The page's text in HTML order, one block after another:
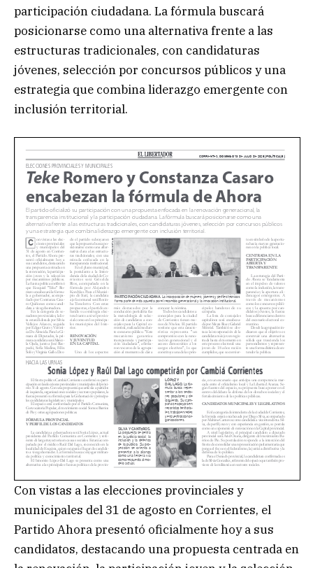
participación ciudadana. La fórmula buscará
posicionarse como una alternativa frente a las
estructuras tradicionales, con candidaturas
jóvenes, selección por concursos públicos y una
estrategia que combina liderazgo emergente con
inclusión territorial.
Con vistas a las elecciones provinciales y
municipales del 31 de agosto en Corrientes, el
Partido Ahora presentó oficialmente hoy a sus
candidatos, destacando una propuesta centrada en